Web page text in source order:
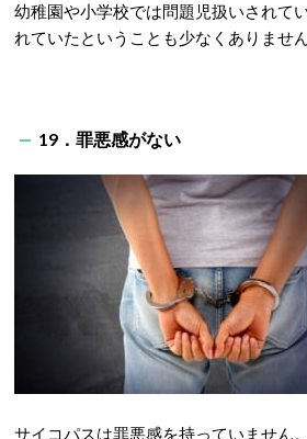
幼稚園や小学校では問題児扱いされて
れていたということも少なくありません
19．罪悪感がない
サイコパスは罪悪感を持っていません